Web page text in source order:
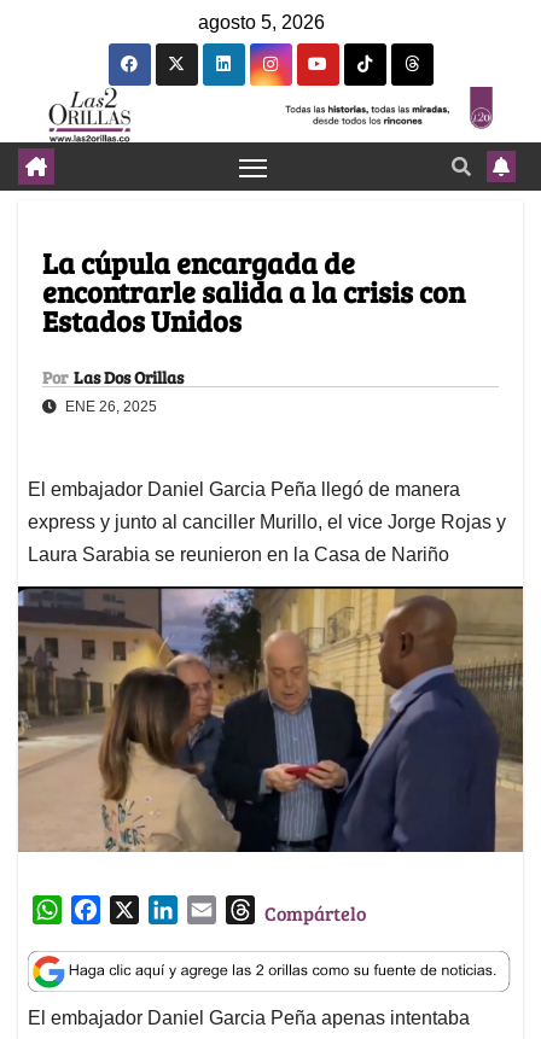
agosto 5, 2026
La cúpula encargada de
encontrarle salida a la crisis con
Estados Unidos
Por Las Dos Orillas
ENE 26, 2025
El embajador Daniel Garcia Peña llegó de manera
express y junto al canciller Murillo, el vice Jorge Rojas y
Laura Sarabia se reunieron en la Casa de Nariño
W
a
t
s
c
e
b
n
k
e
a
i
l
T
r
e
a
Compártelo
El embajador Daniel Garcia Peña apenas intentaba